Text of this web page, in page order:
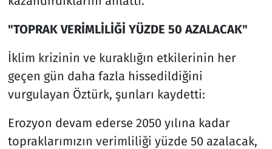
"TOPRAK VERİMLİLİĞİ YÜZDE 50 AZALACAK"
İklim krizinin ve kuraklığın etkilerinin her
geçen gün daha fazla hissedildiğini
vurgulayan Öztürk, şunları kaydetti:
Erozyon devam ederse 2050 yılına kadar
topraklarımızın verimliliği yüzde 50 azalacak,